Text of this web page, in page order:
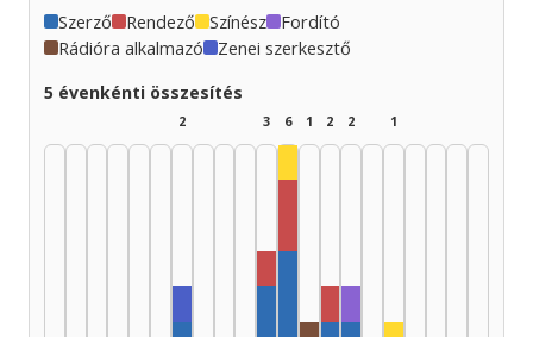
Szerző Rendező Színész
Fordító
Rádióra alkalmazó
Zenei szerkesztő
5 évenkénti összesítés
2
Zenei szerkesztő, 1955–1959: 1
3
Rendező, 1975–1979: 1
6
Szerző, 1980–1984: 3
Színész, 1980–1984: 1
1 2
Rendező, 1990–1994: 1
2
Fordító, 1995–1999:
1